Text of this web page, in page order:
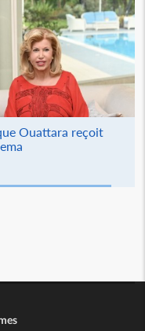
Ouattara reçoit